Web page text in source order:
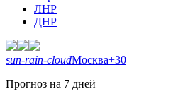
ЛНР
ДНР
sun-rain-cloudМосква+30
Прогноз на 7 дней